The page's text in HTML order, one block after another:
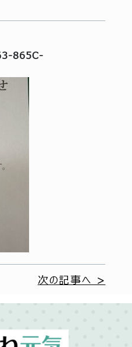
865C-
次の記事へ >